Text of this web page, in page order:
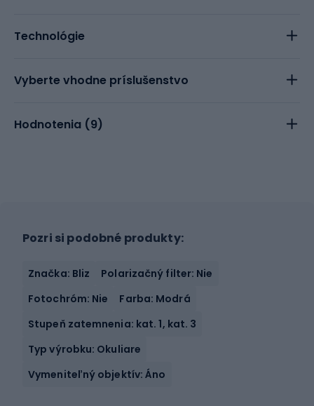
Technológie
Vyberte vhodne príslušenstvo
Hodnotenia (9)
Pozri si podobné produkty:
Značka: Bliz
Polarizačný filter: Nie
Fotochróm: Nie
Farba: Modrá
Stupeň zatemnenia: kat. 1, kat. 3
Typ výrobku: Okuliare
Vymeniteľný objektív: Áno